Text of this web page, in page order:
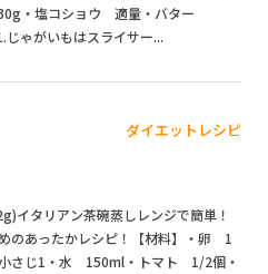
・塩コショウ 適量・バター
ゃがいもはスライサー...
ダイエットレシピ
イタリアン茶碗蒸しレンジで簡単！
のあったかレシピ！【材料】・卵 1
さじ1・水 150ml・トマト 1/2個・